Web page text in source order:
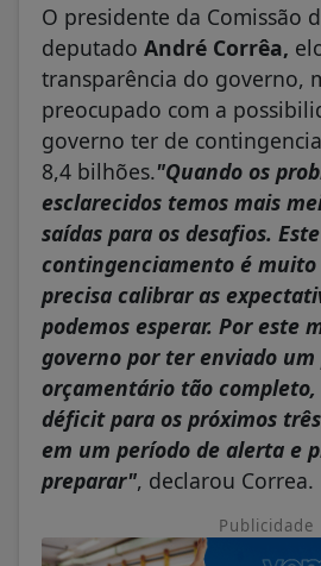
O presidente da Comissão
deputado André Corrêa,
transparência do governo,
preocupado com a
governo ter de
8,4 bilhões."Quando os
esclarecidos temos mais
saídas para os desafios.
contingenciamento é
precisa calibrar as
podemos esperar. Por este
governo por ter enviado
orçamentário tão completo,
déficit para os próximos
em um período de alerta e
preparar", declarou Correa.
Publicidade